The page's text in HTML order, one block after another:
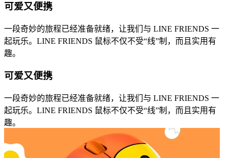
可爱又便携
一段奇妙的旅程已经准备就绪，让我们与 LINE FRIENDS 一
起玩乐。LINE FRIENDS 鼠标不仅不受“线”制，而且实用有
趣。
可爱又便携
一段奇妙的旅程已经准备就绪，让我们与 LINE FRIENDS 一
起玩乐。LINE FRIENDS 鼠标不仅不受“线”制，而且实用有
趣。